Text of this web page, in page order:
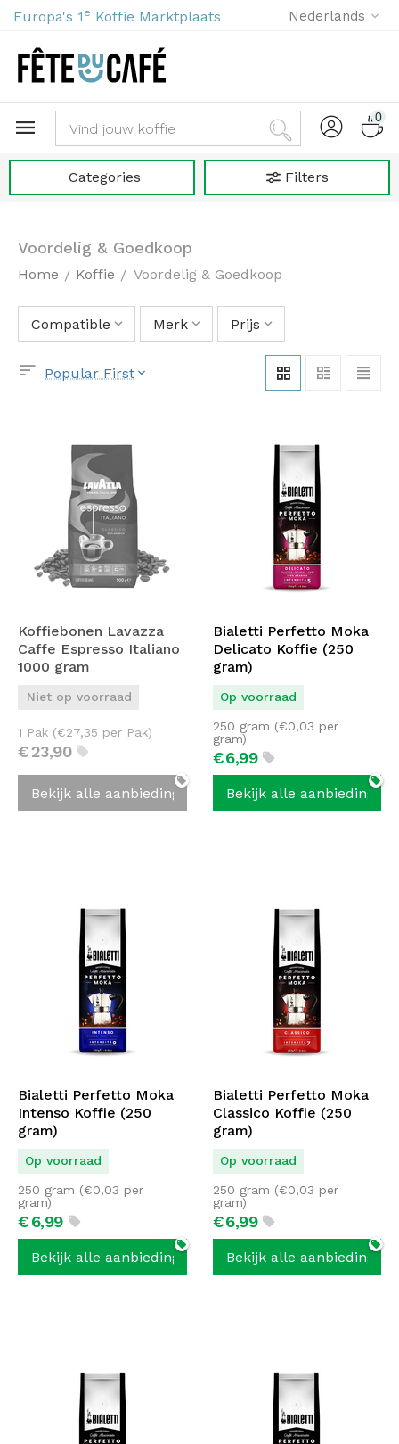
Europa's 1 e Koffie Marktplaats Nederlands
0
Categories Filters
Voordelig & Goedkoop
Home / Koffie / Voordelig & Goedkoop
Compatible Merk Prijs
Popular First
Koffiebonen Lavazza
Caffe Espresso Italiano
1000 gram
Niet op voorraad
€23,90
1 Pak (€27,35 per Pak)
Bekijk alle aanbiedingen
Bialetti Perfetto Moka
Delicato Koffie (250
gram)
Op voorraad
€6,99
250 gram (€0,03 per
gram)
Bekijk alle aanbiedingen
Bialetti Perfetto Moka
Intenso Koffie (250
gram)
Op voorraad
€6,99
250 gram (€0,03 per
gram)
Bekijk alle aanbiedingen
Bialetti Perfetto Moka
Classico Koffie (250
gram)
Op voorraad
€6,99
250 gram (€0,03 per
gram)
Bekijk alle aanbiedingen